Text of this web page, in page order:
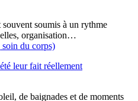
souvent soumis à un rythme
organisation…
du corps)
leur fait réellement
de baignades et de moments